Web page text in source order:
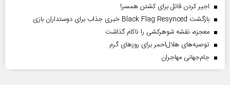
اجیر کردن قاتل برای کشتن همسر!
بازگشت Black Flag Resynced خبری جذاب برای دوستداران بازی
معجزه، نقشه شوهرکشی را ناکام گذاشت
توصیه‌های هلال‌احمر برای روز‌های گرم
جام‌جهانی مهاجران